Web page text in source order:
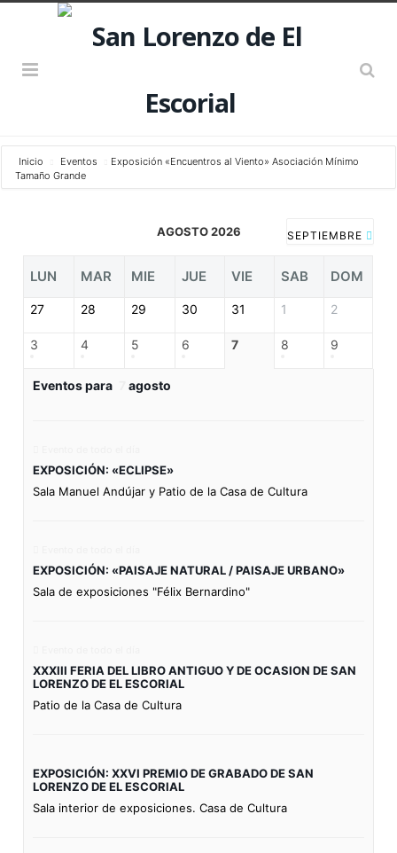
Inicio Eventos
Exposición «Encuentros al Viento» Asociación Mínimo
Tamaño Grande
AGOSTO 2026 SEPTIEMBRE
LUN MAR MIE JUE VIE SAB DOM
27 28 29 30 31 1 2
3 4 5 6 7 8 9
Eventos para agosto
EXPOSICIÓN: «ECLIPSE»
Sala Manuel Andújar y Patio de la Casa de Cultura
EXPOSICIÓN: «PAISAJE NATURAL / PAISAJE URBANO»
Sala de exposiciones "Félix Bernardino"
XXXIII FERIA DEL LIBRO ANTIGUO Y DE OCASION DE SAN
LORENZO DE EL ESCORIAL
Patio de la Casa de Cultura
EXPOSICIÓN: XXVI PREMIO DE GRABADO DE SAN
LORENZO DE EL ESCORIAL
Sala interior de exposiciones. Casa de Cultura